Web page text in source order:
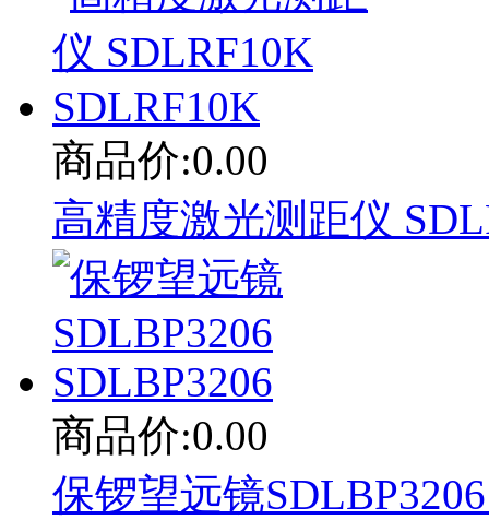
商品价:0.00
高精度激光测距仪
商品价:0.00
保锣望远镜